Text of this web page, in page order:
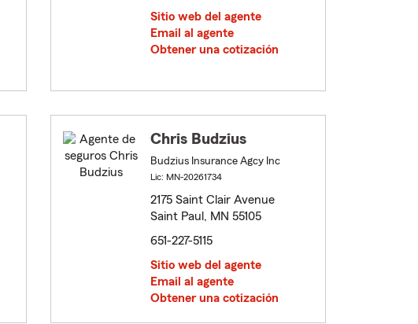
Sitio web del agente
Email al agente
Obtener una cotización
Chris Budzius
Budzius Insurance Agcy Inc
Lic: MN-20261734
2175 Saint Clair Avenue
Saint Paul, MN 55105
651-227-5115
Sitio web del agente
Email al agente
Obtener una cotización